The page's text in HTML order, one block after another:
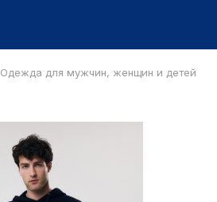
Одежда для мужчин, женщин и детей